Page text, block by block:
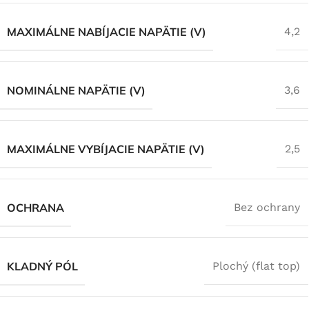
MAXIMÁLNE NABÍJACIE NAPÄTIE (V) 4,2
NOMINÁLNE NAPÄTIE (V) 3,6
MAXIMÁLNE VYBÍJACIE NAPÄTIE (V) 2,5
OCHRANA Bez ochrany
KLADNÝ PÓL Plochý (flat top)